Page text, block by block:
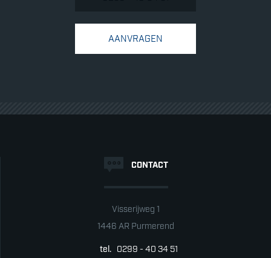
AANVRAGEN
CONTACT
Visserijweg 1
1446 AR Purmerend
tel. 0299 - 40 34 51